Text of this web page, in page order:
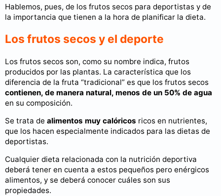
Hablemos, pues, de los frutos secos para deportistas y de
la importancia que tienen a la hora de planificar la dieta.
Los frutos secos y el deporte
Los frutos secos son, como su nombre indica, frutos
producidos por las plantas. La característica que los
diferencia de la fruta “tradicional” es que los frutos secos
contienen, de manera natural, menos de un 50% de agua
en su composición.
Se trata de alimentos muy calóricos ricos en nutrientes,
que los hacen especialmente indicados para las dietas de
deportistas.
Cualquier dieta relacionada con la nutrición deportiva
deberá tener en cuenta a estos pequeños pero enérgicos
alimentos, y se deberá conocer cuáles son sus
propiedades.